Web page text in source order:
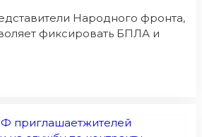
Народного фронта,
фиксировать БПЛА и